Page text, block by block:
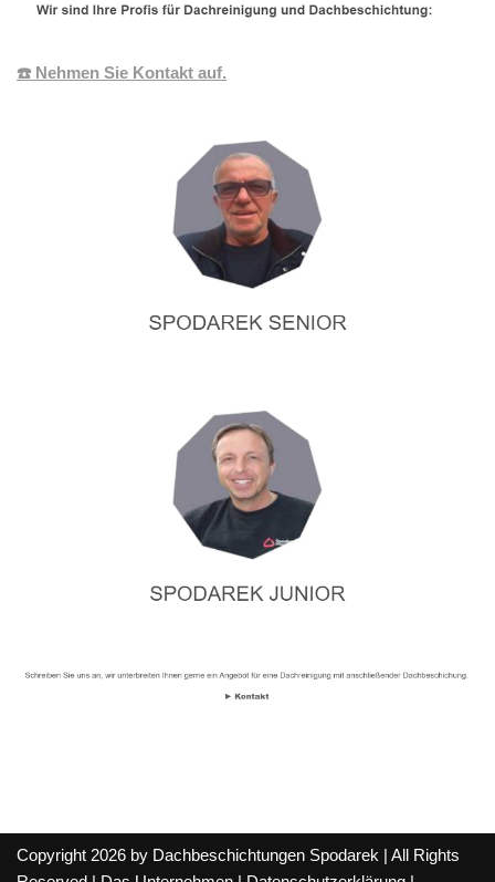
☎️ Nehmen Sie Kontakt auf.
Copyright 2026 by Dachbeschichtungen Spodarek | All Rights